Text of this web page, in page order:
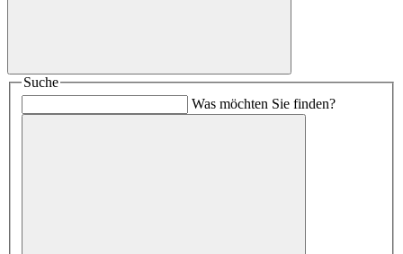
Suche
Was möchten Sie finden?